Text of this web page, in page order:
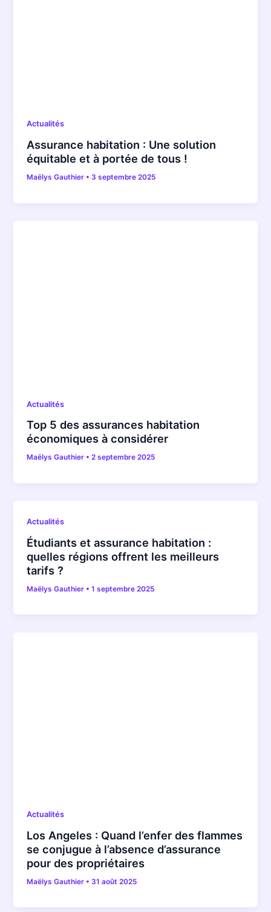
Actualités
Assurance habitation : Une solution
équitable et à portée de tous !
Maëlys Gauthier • 3 septembre 2025
Actualités
Top 5 des assurances habitation
économiques à considérer
Maëlys Gauthier •2 septembre 2025
Actualités
Étudiants et assurance habitation :
quelles régions offrent les meilleurs
tarifs ?
Maëlys Gauthier •1 septembre 2025
Actualités
Los Angeles : Quand l’enfer des flammes
se conjugue à l’absence d’assurance
pour des propriétaires
Maëlys Gauthier • 31 août 2025